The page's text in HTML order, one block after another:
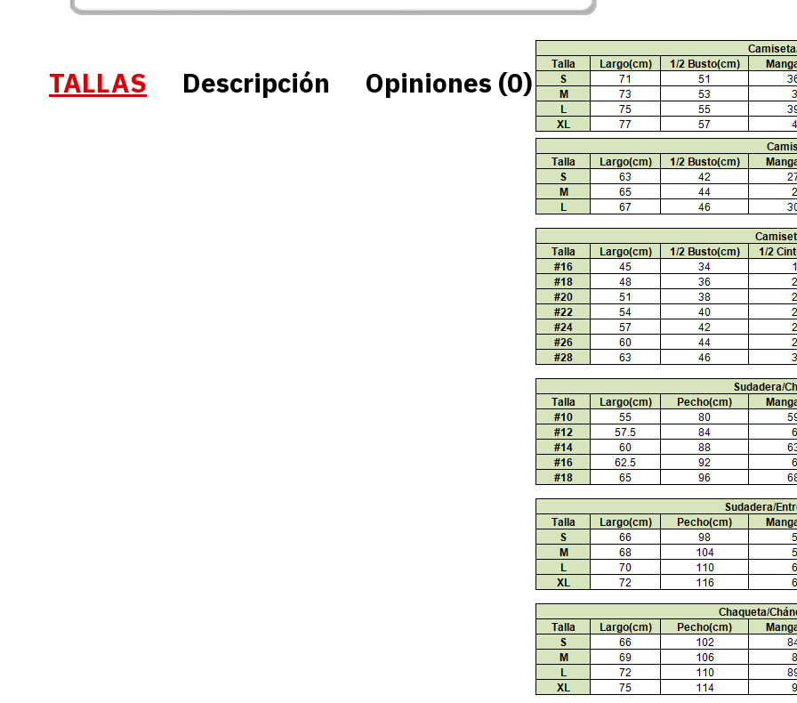
TALLAS Descripción Opiniones (0)